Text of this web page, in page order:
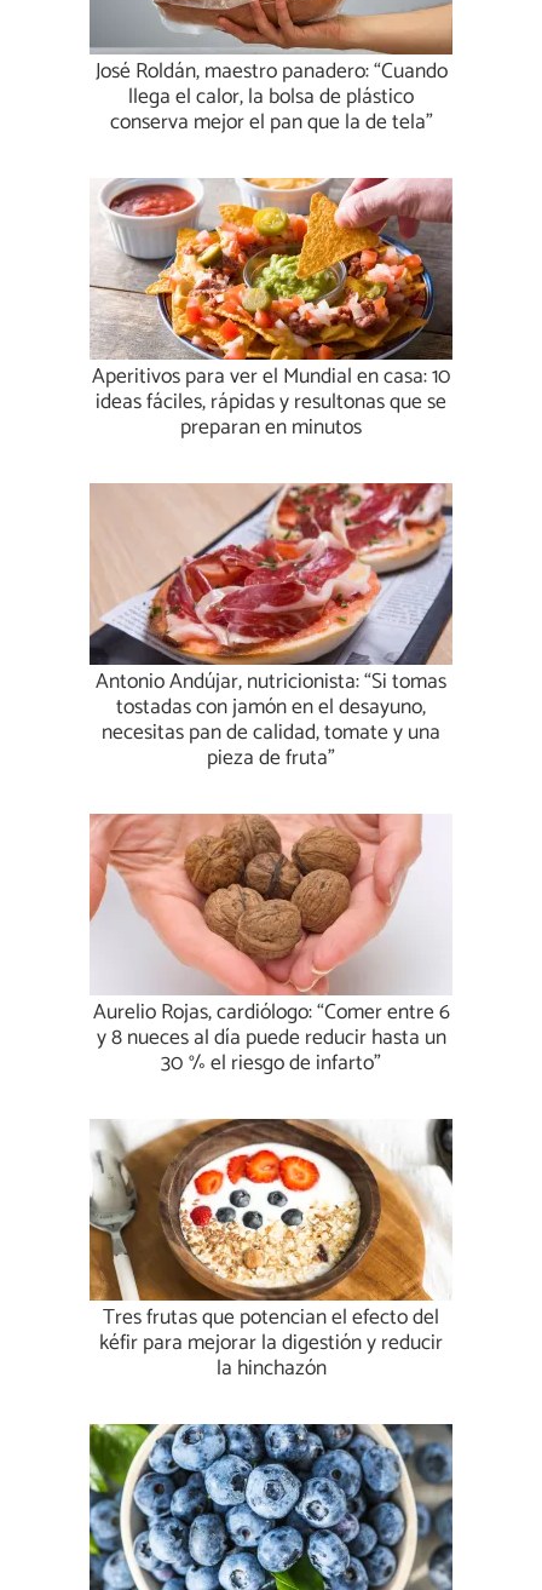
José Roldán, maestro panadero: “Cuando
llega el calor, la bolsa de plástico
conserva mejor el pan que la de tela”
Aperitivos para ver el Mundial en casa: 10
ideas fáciles, rápidas y resultonas que se
preparan en minutos
Antonio Andújar, nutricionista: “Si tomas
tostadas con jamón en el desayuno,
necesitas pan de calidad, tomate y una
pieza de fruta”
Aurelio Rojas, cardiólogo: “Comer entre 6
y 8 nueces al día puede reducir hasta un
30 % el riesgo de infarto”
Tres frutas que potencian el efecto del
kéfir para mejorar la digestión y reducir
la hinchazón